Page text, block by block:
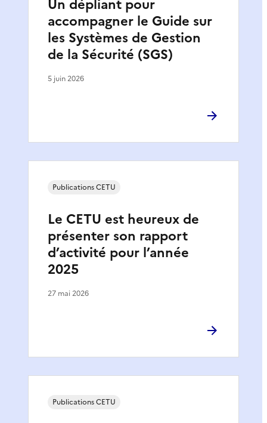
Un dépliant pour
accompagner le Guide sur
les Systèmes de Gestion
de la Sécurité (SGS)
5 juin 2026
Le CETU est heureux de
présenter son rapport
d’activité pour l’année
2025
Publications CETU
27 mai 2026
Publications CETU